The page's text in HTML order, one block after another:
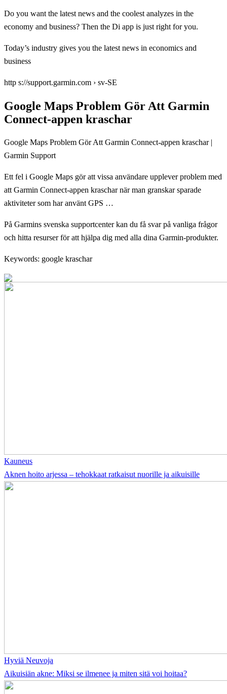
Do you want the latest news and the coolest analyzes in the
economy and business? Then the Di app is just right for you.
Today’s industry gives you the latest news in economics and
business
http s://support.garmin.com › sv-SE
Google Maps Problem Gör Att Garmin
Connect-appen kraschar
Google Maps Problem Gör Att Garmin Connect-appen kraschar |
Garmin Support
Ett fel i Google Maps gör att vissa användare upplever problem med
att Garmin Connect-appen kraschar när man granskar sparade
aktiviteter som har använt GPS …
På Garmins svenska supportcenter kan du få svar på vanliga frågor
och hitta resurser för att hjälpa dig med alla dina Garmin-produkter.
Keywords: google kraschar
Kauneus
Aknen hoito arjessa – tehokkaat ratkaisut nuorille ja aikuisille
Hyviä Neuvoja
Aikuisiän akne: Miksi se ilmenee ja miten sitä voi hoitaa?